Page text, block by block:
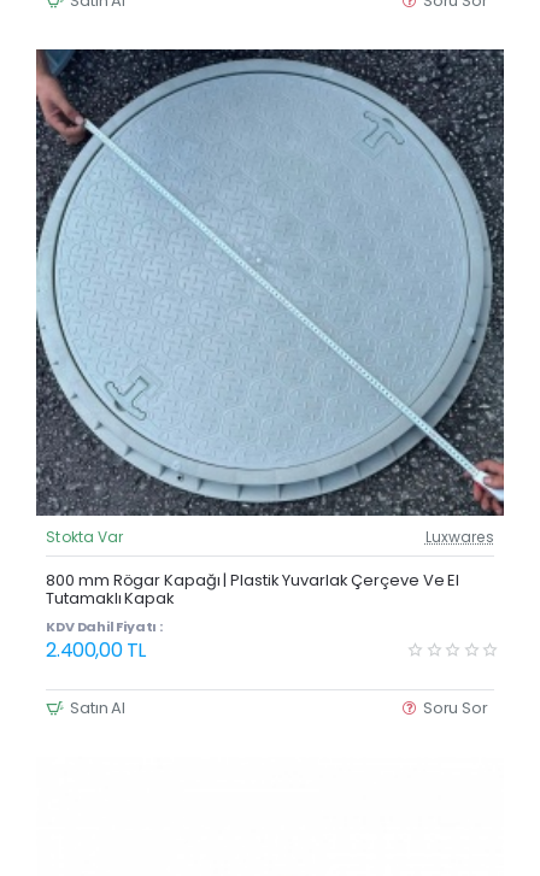
Güncel Fiyat
Yeni Ürün
Stokta Var Luxwares
800 mm Rögar Kapağı | Plastik Yuvarlak Çerçeve Ve El
Tutamaklı Kapak
KDV Dahil Fiyatı :
2.400,00 TL
Satın Al Soru Sor